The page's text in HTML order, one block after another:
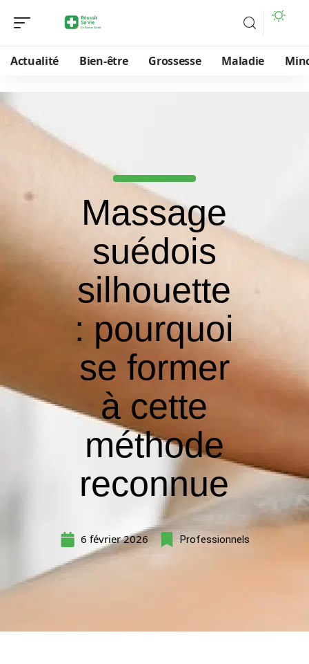
Actualité Bien-être Grossesse Maladie
Massage
suédois
silhouette
: pourquoi
se former
à cette
méthode
reconnue
6 février 2026 Professionnels